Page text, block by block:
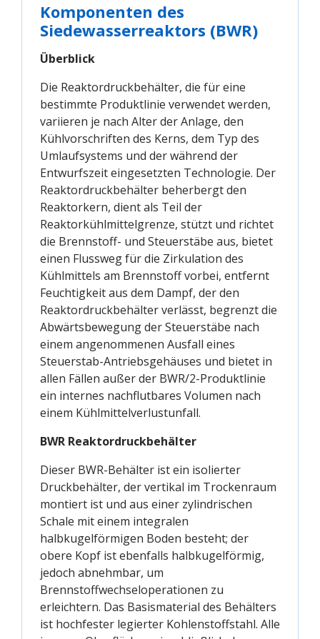
Komponenten des
Siedewasserreaktors (BWR)
Überblick
Die Reaktordruckbehälter, die für eine
bestimmte Produktlinie verwendet werden,
variieren je nach Alter der Anlage, den
Kühlvorschriften des Kerns, dem Typ des
Umlaufsystems und der während der
Entwurfszeit eingesetzten Technologie. Der
Reaktordruckbehälter beherbergt den
Reaktorkern, dient als Teil der
Reaktorkühlmittelgrenze, stützt und richtet
die Brennstoff- und Steuerstäbe aus, bietet
einen Flussweg für die Zirkulation des
Kühlmittels am Brennstoff vorbei, entfernt
Feuchtigkeit aus dem Dampf, der den
Reaktordruckbehälter verlässt, begrenzt die
Abwärtsbewegung der Steuerstäbe nach
einem angenommenen Ausfall eines
Steuerstab-Antriebsgehäuses und bietet in
allen Fällen außer der BWR/2-Produktlinie
ein internes nachflutbares Volumen nach
einem Kühlmittelverlustunfall.
BWR Reaktordruckbehälter
Dieser BWR-Behälter ist ein isolierter
Druckbehälter, der vertikal im Trockenraum
montiert ist und aus einer zylindrischen
Schale mit einem integralen
halbkugelförmigen Boden besteht; der
obere Kopf ist ebenfalls halbkugelförmig,
jedoch abnehmbar, um
Brennstoffwechseloperationen zu
erleichtern. Das Basismaterial des Behälters
ist hochfester legierter Kohlenstoffstahl. Alle